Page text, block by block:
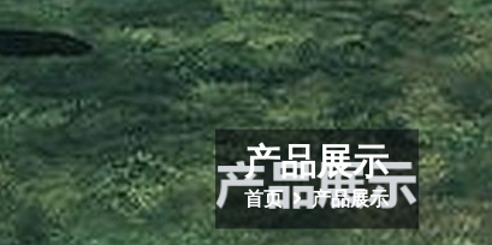
产品展示
首页 产品展示